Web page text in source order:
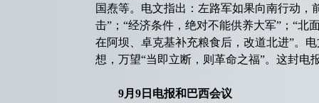
国焘等。电文指出：左路军如果向南行动
击”；“经济条件，绝对不能供养大军”；“北
在阿坝、卓克基补充粮食后，改道北进”。
想，万望“当即立断，则革命之福”。这封电
9月9日电报和巴西会议